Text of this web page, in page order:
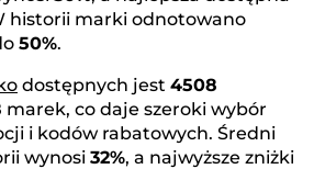
historii marki odnotowano
50%.
dostępnych jest 4508
marek, co daje szeroki wybór
i kodów rabatowych. Średni
wynosi 32%, a najwyższe zniżki